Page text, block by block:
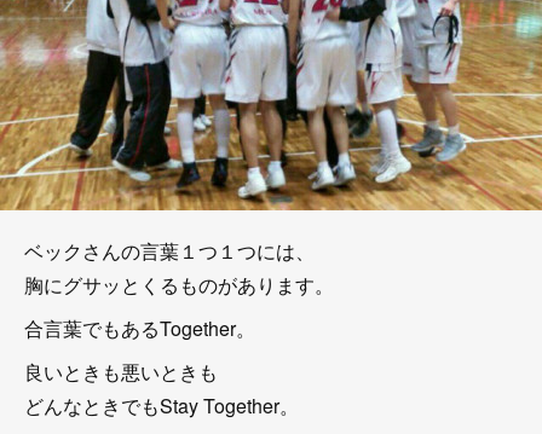
ベックさんの言葉１つ１つには、
胸にグサッとくるものがあります。
合言葉でもあるTogether。
良いときも悪いときも
どんなときでもStay Together。